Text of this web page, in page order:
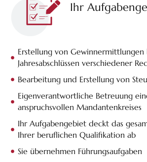
Ihr
Erstellung von Gewinnermittlungen
Jahresabschlüssen verschiedener
Bearbeitung und Erstellung von
Eigenverantwortliche Betreuung
anspruchsvollen Mandantenkreises
Ihr Aufgabengebiet deckt das
Ihrer beruflichen Qualifikation ab
Sie übernehmen Führungsaufgaben